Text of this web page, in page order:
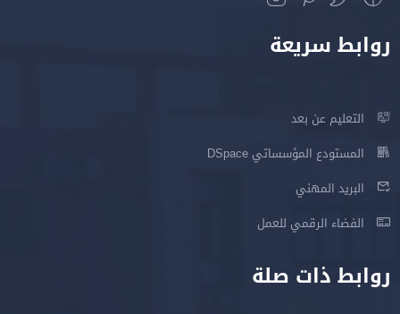
روابط سريعة
التعليم عن بعد
المستودع المؤسساتي DSpace
البريد المهني
الفضاء الرقمي للعمل
روابط ذات صلة